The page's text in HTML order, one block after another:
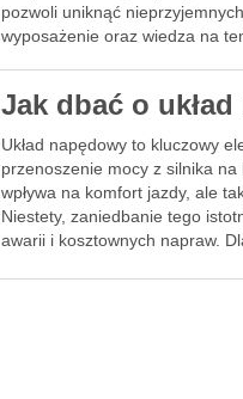
pozwoli uniknąć
wyposażenie oraz wiedza na
Jak dbać o
Układ napędowy to kluczowy
przenoszenie mocy z silnika na
wpływa na komfort jazdy, ale
Niestety, zaniedbanie tego
awarii i kosztownych napraw.